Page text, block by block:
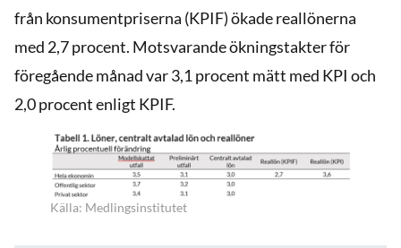
från konsumentpriserna (KPIF) ökade reallönerna
med 2,7 procent. Motsvarande ökningstakter för
föregående månad var 3,1 procent mätt med KPI och
2,0 procent enligt KPIF.
Källa: Medlingsinstitutet